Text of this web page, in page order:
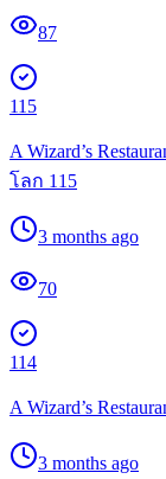
87
115
A Wizard’s
โลก 115
3 months ago
70
114
A Wizard’s
3 months ago